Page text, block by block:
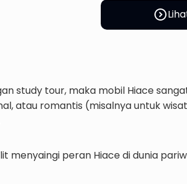
study tour, maka mobil Hiace
atau romantis (misalnya untuk
menyaingi peran Hiace di dunia
expand_circle_right